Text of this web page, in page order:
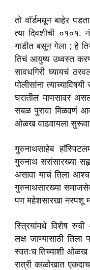
तो वाॅर्डमधून बाहेर
त्या दिवशीची ०१०१.
गाडीत बसून गेला ; हे
तिचं आयुष्य उध्वस्त
सावधगिरी घ्यायचं
पोलीसांना
घरातील माणसावर
सबळ पुरावा मिळवणं
ओळख वाढवायला
गुरुनाथसाहेब
गुरुनाथ सरांसारख्या
असावा याचं तिला
गुरुनाथसारख्या
पण महेशसारखा नरपशू
स्त्रियांमधे विशेष रुची
लक्ष जाण्यासाठी
स्वतःच तिच्याशी ओळख
रात्री काळोखात